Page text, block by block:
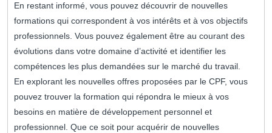
En restant informé, vous pouvez découvrir de nouvelles
formations qui correspondent à vos intérêts et à vos objectifs
professionnels. Vous pouvez également être au courant des
évolutions dans votre domaine d’activité et identifier les
compétences les plus demandées sur le marché du travail.
En explorant les nouvelles offres proposées par le CPF, vous
pouvez trouver la formation qui répondra le mieux à vos
besoins en matière de développement personnel et
professionnel. Que ce soit pour acquérir de nouvelles